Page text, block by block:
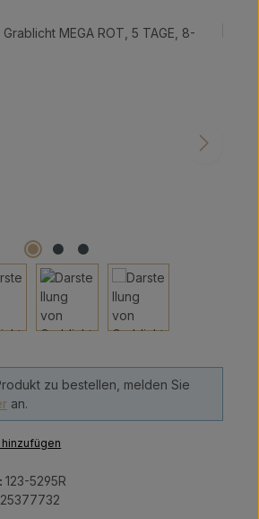
zu bestellen, melden Sie
an.
123-5295R